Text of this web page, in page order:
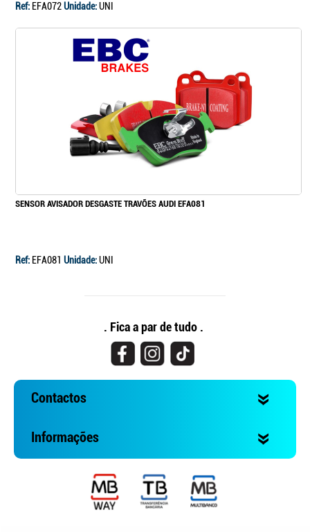
Ref: EFA072Unidade:UNI
SENSOR AVISADOR DESGASTE TRAVÕES AUDI EFA081
Ref: EFA081 Unidade:UNI
. Fica a par de tudo .
Contactos
Informações